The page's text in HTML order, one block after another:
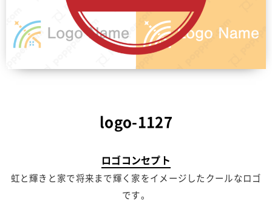
logo-1127
ロゴコンセプト
虹と輝きと家で将来まで輝く家をイメージしたクールなロゴ
です。